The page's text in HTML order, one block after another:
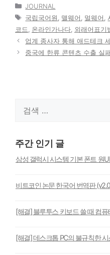
카
테
고
리
JOURNAL
태
그
국립국어원 맬웨어 멀웨어 ,
코드
온라인가나다 외래어표기
업계 종사자 통해 애드테크
중국에 한류 콘텐츠 수출 실
주간 인기 글
삼성 갤럭시 시스템 기본 폰트 원
비트코인 논문 한국어 번역판
[해결] 블루투스 키보드 쓸 때 컴
[해결] 데스크톱 PC의 불규칙한